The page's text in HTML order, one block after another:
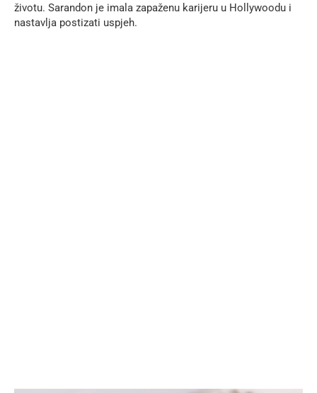
životu. Sarandon je imala zapaženu karijeru u Hollywoodu i
nastavlja postizati uspjeh.